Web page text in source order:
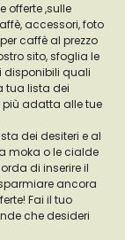
offerte ,sulle
accessori, foto
caffè al prezzo
sito, sfoglia le
disponibili quali
tua lista dei
adatta alle tue
dei desiteri e al
moka o le cialde
di inserire il
ancora
Fai il tuo
che desideri